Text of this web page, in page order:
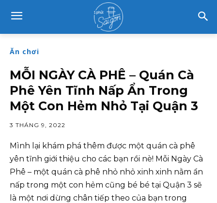
Ăn chơi
MỖI NGÀY CÀ PHÊ – Quán Cà
Phê Yên Tĩnh Nấp Ẩn Trong
Một Con Hẻm Nhỏ Tại Quận 3
3 THÁNG 9, 2022
Mình lại khám phá thêm được một quán cà phê
yên tĩnh giới thiệu cho các bạn rồi nè! Mỗi Ngày Cà
Phê – một quán cà phê nhỏ nhỏ xinh xinh nằm ẩn
nấp trong một con hẻm cũng bé bé tại Quận 3 sẽ
là một nơi dừng chân tiếp theo của bạn trong